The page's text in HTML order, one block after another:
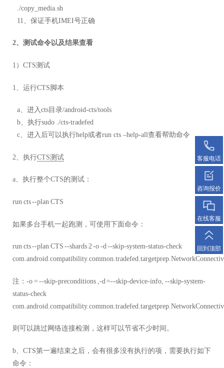
./copy_media.sh
11、保证手机IMEI号正确
2、测试命令以及结果查看
1）CTS测试
1、运行CTS脚本
a、进入cts目录/android-cts/tools
b、执行sudo ./cts-tradefed
c、进入后可以执行help或者run cts –help-all查看帮助命令
2、执行CTS测试
a、执行整个CTS的测试：
run cts --plan CTS
如果多台手机一起跑测，可使用下面命令：
run cts --plan CTS --shards 2 -o -d --skip-system-status-check
注：-o = --skip-preconditions ,-d =--skip-device-info, --skip-system-
status-check
则可以跳过网络连接检测，这样可以节省不少时间。
b、CTS第一遍结束之后，会有很多没有执行的项，需要执行如下
命令：
客服电话
咨询报价
在线客服
回到顶部